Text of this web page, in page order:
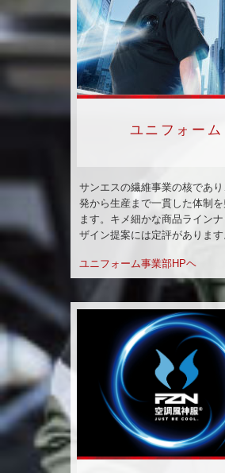
ユニフォーム
サンエスの繊維事業の核であり
発から生産まで一貫した体制
ます。キメ細かな商品ライン
ザイン提案には定評があります
ユニフォーム事業部HPヘ